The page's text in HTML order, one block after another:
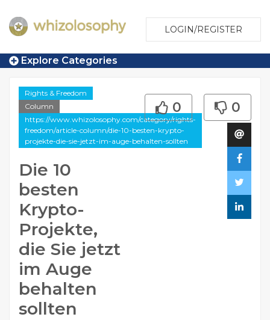
LOGIN/REGISTER
Explore Categories
Rights & Freedom
Column
https://www.whizolosophy.com/category/rights-
freedom/article-column/die-10-besten-krypto-
projekte-die-sie-jetzt-im-auge-behalten-sollten
Die 10
besten
Krypto-
Projekte,
die Sie jetzt
im Auge
behalten
sollten
0 0